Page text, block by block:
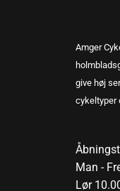
Amger
give høj
cykeltyper
Man -
Lør